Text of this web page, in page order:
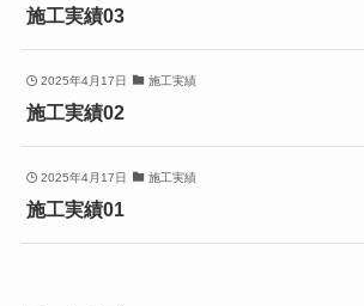
施工実績03
2025年4月17日 施工実績
施工実績02
2025年4月17日 施工実績
施工実績01